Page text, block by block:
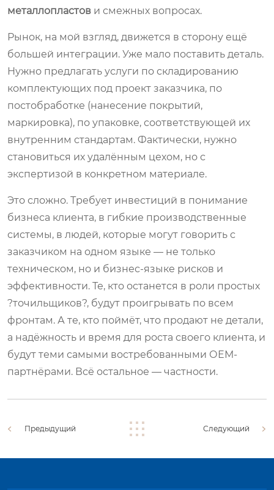
металлопластов и смежных вопросах.
Рынок, на мой взгляд, движется в сторону ещё
большей интеграции. Уже мало поставить деталь.
Нужно предлагать услуги по складированию
комплектующих под проект заказчика, по
постобработке (нанесение покрытий,
маркировка), по упаковке, соответствующей их
внутренним стандартам. Фактически, нужно
становиться их удалённым цехом, но с
экспертизой в конкретном материале.
Это сложно. Требует инвестиций в понимание
бизнеса клиента, в гибкие производственные
системы, в людей, которые могут говорить с
заказчиком на одном языке — не только
техническом, но и бизнес-языке рисков и
эффективности. Те, кто останется в роли простых
?точильщиков?, будут проигрывать по всем
фронтам. А те, кто поймёт, что продают не детали,
а надёжность и время для роста своего клиента, и
будут теми самыми востребованными ОЕМ-
партнёрами. Всё остальное — частности.
Предыдущий Следующий